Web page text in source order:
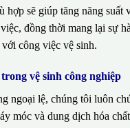
hợp sẽ giúp tăng năng suất
đồng thời mang lại sự
công việc vệ sinh.
vệ sinh công nghiệp
ngoại lệ, chúng tôi luôn
móc và dung dịch hóa